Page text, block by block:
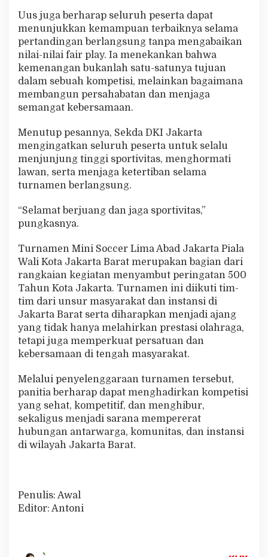
Uus juga berharap seluruh peserta dapat
menunjukkan kemampuan terbaiknya selama
pertandingan berlangsung tanpa mengabaikan
nilai-nilai fair play. Ia menekankan bahwa
kemenangan bukanlah satu-satunya tujuan
dalam sebuah kompetisi, melainkan bagaimana
membangun persahabatan dan menjaga
semangat kebersamaan.
Menutup pesannya, Sekda DKI Jakarta
mengingatkan seluruh peserta untuk selalu
menjunjung tinggi sportivitas, menghormati
lawan, serta menjaga ketertiban selama
turnamen berlangsung.
“Selamat berjuang dan jaga sportivitas,”
pungkasnya.
Turnamen Mini Soccer Lima Abad Jakarta Piala
Wali Kota Jakarta Barat merupakan bagian dari
rangkaian kegiatan menyambut peringatan 500
Tahun Kota Jakarta. Turnamen ini diikuti tim-
tim dari unsur masyarakat dan instansi di
Jakarta Barat serta diharapkan menjadi ajang
yang tidak hanya melahirkan prestasi olahraga,
tetapi juga memperkuat persatuan dan
kebersamaan di tengah masyarakat.
Melalui penyelenggaraan turnamen tersebut,
panitia berharap dapat menghadirkan kompetisi
yang sehat, kompetitif, dan menghibur,
sekaligus menjadi sarana mempererat
hubungan antarwarga, komunitas, dan instansi
di wilayah Jakarta Barat.
Penulis: Awal
Editor: Antoni